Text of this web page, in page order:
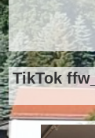
TikTok